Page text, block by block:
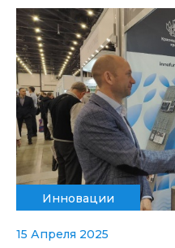
Инновации
15 Апреля 2025